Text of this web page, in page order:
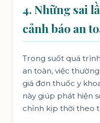
4. Những sai
cảnh báo an
Trong suốt quá
an toàn, việc
giá đơn thuốc y
này giúp phát hiện
chỉnh kịp thời theo